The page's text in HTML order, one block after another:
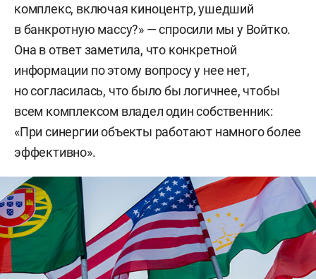
комплекс, включая киноцентр, ушедший
в банкротную массу?» — спросили мы у Войтко.
Она в ответ заметила, что конкретной
информации по этому вопросу у нее нет,
но согласилась, что было бы логичнее, чтобы
всем комплексом владел один собственник:
«При синергии объекты работают намного более
эффективно».